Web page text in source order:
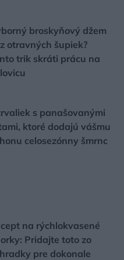
broskyňový džem
otravných šupiek?
trik skráti prácu na
s panašovanými
ktoré dodajú vášmu
celosezónny šmrnc
na rýchlokvasené
Pridajte toto zo
pre dokonale